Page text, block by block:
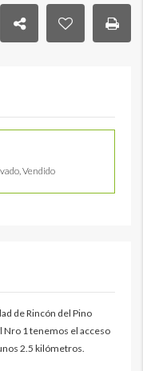
Vendido
de Rincón del Pino
Nro 1 tenemos el acceso
2.5 kilómetros.